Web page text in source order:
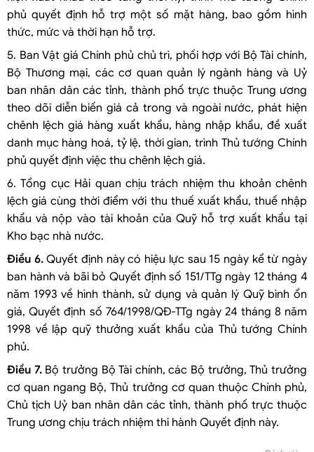
phủ quyết định hỗ trợ một số mặt hàng, bao gồm hình
thức, mức và thời hạn hỗ trợ.
5. Ban Vật giá Chính phủ chủ trì, phối hợp với Bộ Tài chính,
Bộ Thương mại, các cơ quan quản lý ngành hàng và Uỷ
ban nhân dân các tỉnh, thành phố trực thuộc Trung ương
theo dõi diễn biến giá cả trong và ngoài nước, phát hiện
chênh lệch giá hàng xuất khẩu, hàng nhập khẩu, đề xuất
danh mục hàng hoá, tỷ lệ, thời gian, trình Thủ tướng Chính
phủ quyết định việc thu chênh lệch giá.
6. Tổng cục Hải quan chịu trách nhiệm thu khoản chênh
lệch giá cùng thời điểm với thu thuế xuất khẩu, thuế nhập
khẩu và nộp vào tài khoản của Quỹ hỗ trợ xuất khẩu tại
Kho bạc nhà nước.
Điều 6.Quyết định này có hiệu lực sau 15 ngày kể từ ngày
ban hành và bãi bỏ Quyết định số 151/TTg ngày 12 tháng 4
năm 1993 về hình thành, sử dụng và quản lý Quỹ bình ổn
giá, Quyết định số 764/1998/QĐ-TTg ngày 24 tháng 8 năm
1998 về lập quỹ thưởng xuất khẩu của Thủ tướng Chính
phủ.
Điều 7.Bộ trưởng Bộ Tài chính, các Bộ trưởng, Thủ trưởng
cơ quan ngang Bộ, Thủ trưởng cơ quan thuộc Chính phủ,
Chủ tịch Uỷ ban nhân dân các tỉnh, thành phố trực thuộc
Trung ương chịu trách nhiệm thi hành Quyết định này.